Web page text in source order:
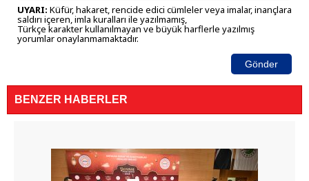
UYARI: Küfür, hakaret, rencide edici cümleler veya imalar, inançlara
saldırı içeren, imla kuralları ile yazılmamış,
Türkçe karakter kullanılmayan ve büyük harflerle yazılmış
yorumlar onaylanmamaktadır.
Gönder
BENZER HABERLER